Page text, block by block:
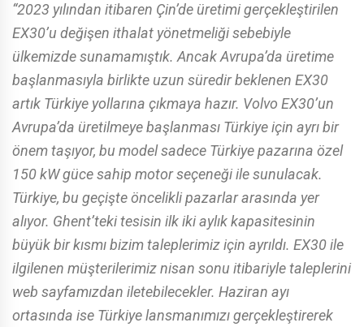
“2023 yılından itibaren Çin’de üretimi gerçekleştirilen
EX30’u değişen ithalat yönetmeliği sebebiyle
ülkemizde sunamamıştık. Ancak Avrupa’da üretime
başlanmasıyla birlikte uzun süredir beklenen EX30
artık Türkiye yollarına çıkmaya hazır. Volvo EX30’un
Avrupa’da üretilmeye başlanması Türkiye için ayrı bir
önem taşıyor, bu model sadece Türkiye pazarına özel
150 kW güce sahip motor seçeneği ile sunulacak.
Türkiye, bu geçişte öncelikli pazarlar arasında yer
alıyor. Ghent’teki tesisin ilk iki aylık kapasitesinin
büyük bir kısmı bizim taleplerimiz için ayrıldı. EX30 ile
ilgilenen müşterilerimiz nisan sonu itibariyle taleplerini
web sayfamızdan iletebilecekler. Haziran ayı
ortasında ise Türkiye lansmanımızı gerçekleştirerek